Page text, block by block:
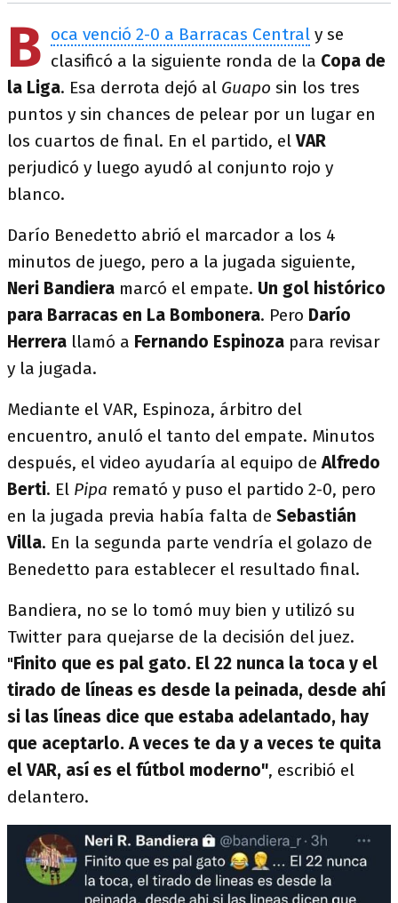
B oca venció 2-0 a Barracas Central y se
clasificó a la siguiente ronda de la Copa de
la Liga. Esa derrota dejó al Guapo sin los tres
puntos y sin chances de pelear por un lugar en
los cuartos de final. En el partido, elVAR
perjudicó y luego ayudó al conjunto rojo y
blanco.
Darío Benedetto abrió el marcador a los 4
minutos de juego, pero a la jugada siguiente,
Neri Bandiera marcó el empate. Un gol histórico
para Barracas en La Bombonera. Pero Darío
Herrera llamó a Fernando Espinoza para revisar
y la jugada.
Mediante el VAR, Espinoza, árbitro del
encuentro, anuló el tanto del empate. Minutos
después, el video ayudaría al equipo de Alfredo
Berti. El Pipa remató y puso el partido 2-0, pero
en la jugada previa había falta de Sebastián
Villa. En la segunda parte vendría el golazo de
Benedetto para establecer el resultado final.
Bandiera, no se lo tomó muy bien y utilizó su
Twitter para quejarse de la decisión del juez.
"Finito que es pal gato. El 22 nunca la toca y el
tirado de líneas es desde la peinada, desde ahí
si las líneas dice que estaba adelantado, hay
que aceptarlo. A veces te da y a veces te quita
el VAR, así es el fútbol moderno", escribió el
delantero.